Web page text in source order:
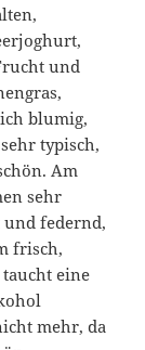
und
blumig,
typisch,
Am
sehr
federnd,
frisch,
eine
mehr, da